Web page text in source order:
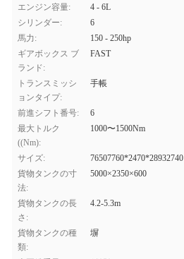
エンジン容量:
4 - 6L
シリンダー:
6
馬力:
150 - 250hp
ギアボックス ブ
ランド:
FAST
トランスミッシ
ョンタイプ:
手帳
前進シフト番号:
6
最大トルク
((Nm):
1000〜1500Nm
サイズ:
76507760*2470*28932740
貨物タンクの寸
法:
5000×2350×600
貨物タンクの長
さ:
4.2-5.3m
貨物タンクの種
類:
塀